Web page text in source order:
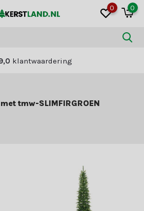
0 0
klantwaardering
tmw-SLIMFIRGROEN